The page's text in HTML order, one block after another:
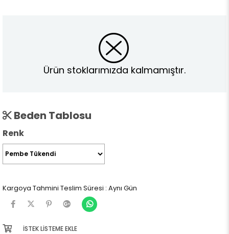
Ürün stoklarımızda kalmamıştır.
Beden Tablosu
Renk
Kargoya Tahmini Teslim Süresi : Aynı Gün
İSTEK LISTEME EKLE